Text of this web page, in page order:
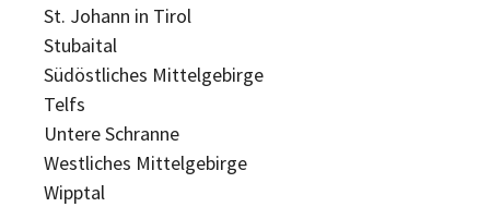
St. Johann in Tirol
Stubaital
Südöstliches Mittelgebirge
Telfs
Untere Schranne
Westliches Mittelgebirge
Wipptal